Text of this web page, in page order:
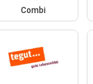
Combi